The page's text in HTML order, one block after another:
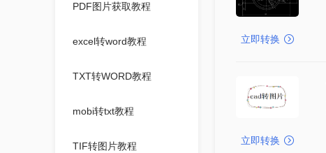
PDF图片获取教程
excel转word教程
TXT转WORD教程
mobi转txt教程
TIF转图片教程
立即转换
立即转换